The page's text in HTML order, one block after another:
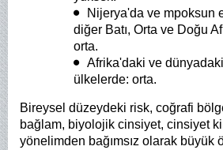
Nijerya'da ve mpoksun
diğer Batı, Orta ve Doğu
orta.
Afrika'daki ve
ülkelerde: orta.
Bireysel düzeydeki risk, coğrafi
bağlam, biyolojik cinsiyet, cinsiyet
yönelimden bağımsız olarak büyük